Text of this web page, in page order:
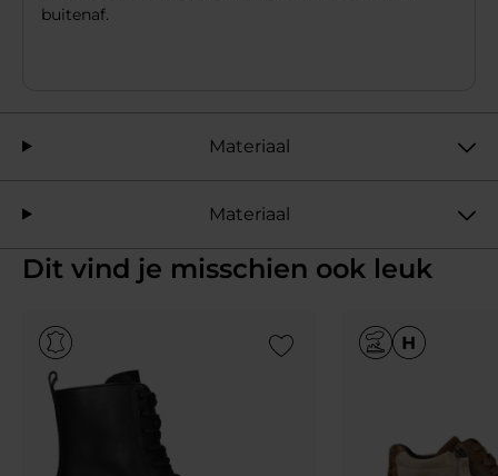
buitenaf.
Materiaal
Materiaal
Dit vind je misschien ook leuk
Add to Wishlist